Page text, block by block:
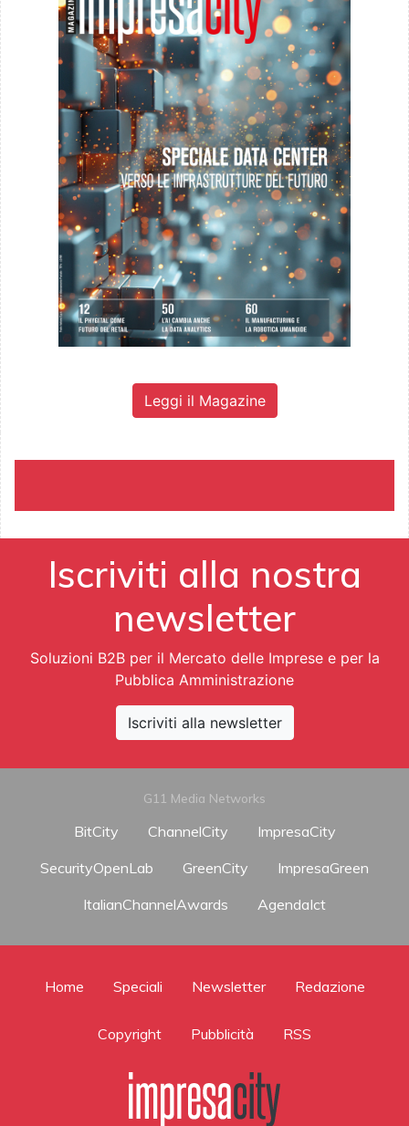
Leggi il Magazine
Iscriviti alla nostra
newsletter
Soluzioni B2B per il Mercato delle Imprese e per la
Pubblica Amministrazione
Iscriviti alla newsletter
G11 Media Networks
BitCity ChannelCity
ImpresaCity
SecurityOpenLab
GreenCity
ImpresaGreen
ItalianChannelAwards
AgendaIct
Home Speciali Newsletter Redazione
Copyright Pubblicità RSS